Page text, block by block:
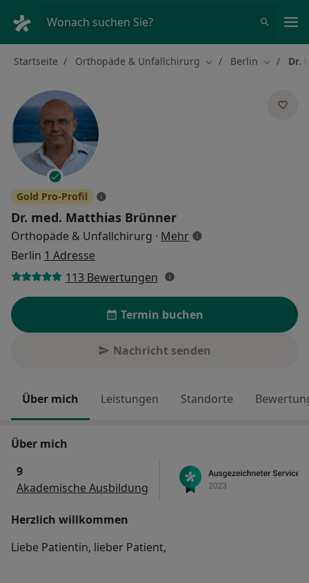
Wonach suchen Sie?
Startseite Orthopäde & Unfallchirurg Stadt ändern
Berlin StadtDr.
Gold Pro-Profil
Dr. med. Matthias Brünner
Orthopäde & Unfallchirurg · Mehrüber Spezialisierungen
Berlin 1 Adresse
113 Bewertungen
Termin buchen
Nachricht senden
Über mich Leistungen Standorte
Über mich
9
Akademische Ausbildung
Herzlich willkommen
Liebe Patientin, lieber Patient,